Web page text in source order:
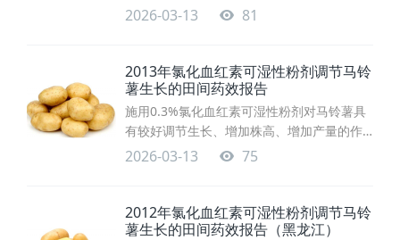
好调节生长、增加株高、增加产量的作用，
2026-03-13 81
2013年氯化血红素可湿性粉剂调节马铃
薯生长的田间药效报告
施用0.3%氯化血红素可湿性粉剂对马铃薯具
有较好调节生长、增加株高、增加产量的作
用，同时对马铃薯主要品质如蛋白质和淀粉
2026-03-13 75
2012年氯化血红素可湿性粉剂调节马铃
薯生长的田间药效报告（黑龙江）